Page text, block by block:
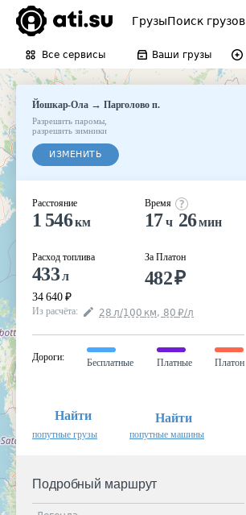
ГрузыПоиск грузов
Все сервисы Ваши грузы
Йошкар-Ола → Парголово п.
Разрешить паромы
разрешить зимники
ИЗМЕНИТЬ
Расстояние
1 546км
Расход топлива
433л
34 640 ₽
Время
17ч 26мин
За Платон
482₽
Из расчёта: 28 л/100 км, 80 ₽/л
Дороги:
Бесплатные Платные Платон
Найти
попутные грузы
Найти
попутные машины
Подробный маршрут